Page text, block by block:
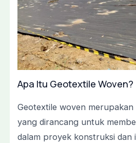
Apa Itu Geotextile Woven?
Geotextile woven
yang dirancang untuk
dalam proyek konstruksi dan